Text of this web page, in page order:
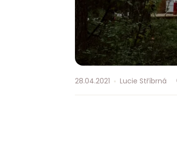
28.04.2021 Lucie Stříbrná